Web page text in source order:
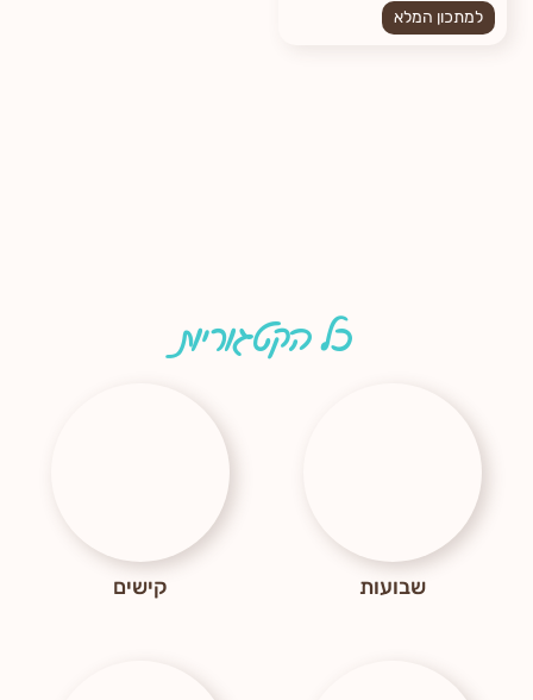
למתכון המלא
כל הקטגוריות
שבועות קישים